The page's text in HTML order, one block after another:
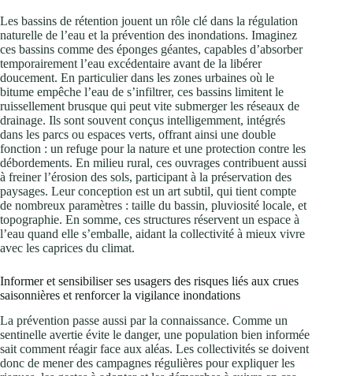
Les bassins de rétention jouent un rôle clé dans la régulation
naturelle de l’eau et la prévention des inondations. Imaginez
ces bassins comme des éponges géantes, capables d’absorber
temporairement l’eau excédentaire avant de la libérer
doucement. En particulier dans les zones urbaines où le
bitume empêche l’eau de s’infiltrer, ces bassins limitent le
ruissellement brusque qui peut vite submerger les réseaux de
drainage. Ils sont souvent conçus intelligemment, intégrés
dans les parcs ou espaces verts, offrant ainsi une double
fonction : un refuge pour la nature et une protection contre les
débordements. En milieu rural, ces ouvrages contribuent aussi
à freiner l’érosion des sols, participant à la préservation des
paysages. Leur conception est un art subtil, qui tient compte
de nombreux paramètres : taille du bassin, pluviosité locale, et
topographie. En somme, ces structures réservent un espace à
l’eau quand elle s’emballe, aidant la collectivité à mieux vivre
avec les caprices du climat.
Informer et sensibiliser ses usagers des risques liés aux crues
saisonnières et renforcer la vigilance inondations
La prévention passe aussi par la connaissance. Comme un
sentinelle avertie évite le danger, une population bien informée
sait comment réagir face aux aléas. Les collectivités se doivent
donc de mener des campagnes régulières pour expliquer les